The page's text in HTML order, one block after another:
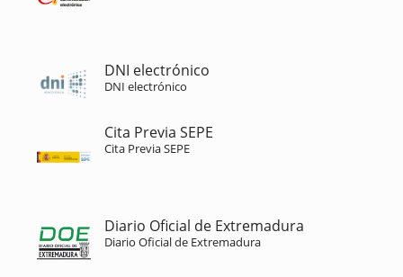
DNI electrónico
DNI electrónico
Cita Previa SEPE
Cita Previa SEPE
Diario Oficial de Extremadura
Diario Oficial de Extremadura